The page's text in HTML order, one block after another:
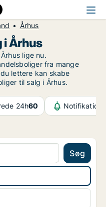
Århus
i Århus
lige nu.
fra mange
lettere kan skabe
til salg i Århus.
24h60
Søg